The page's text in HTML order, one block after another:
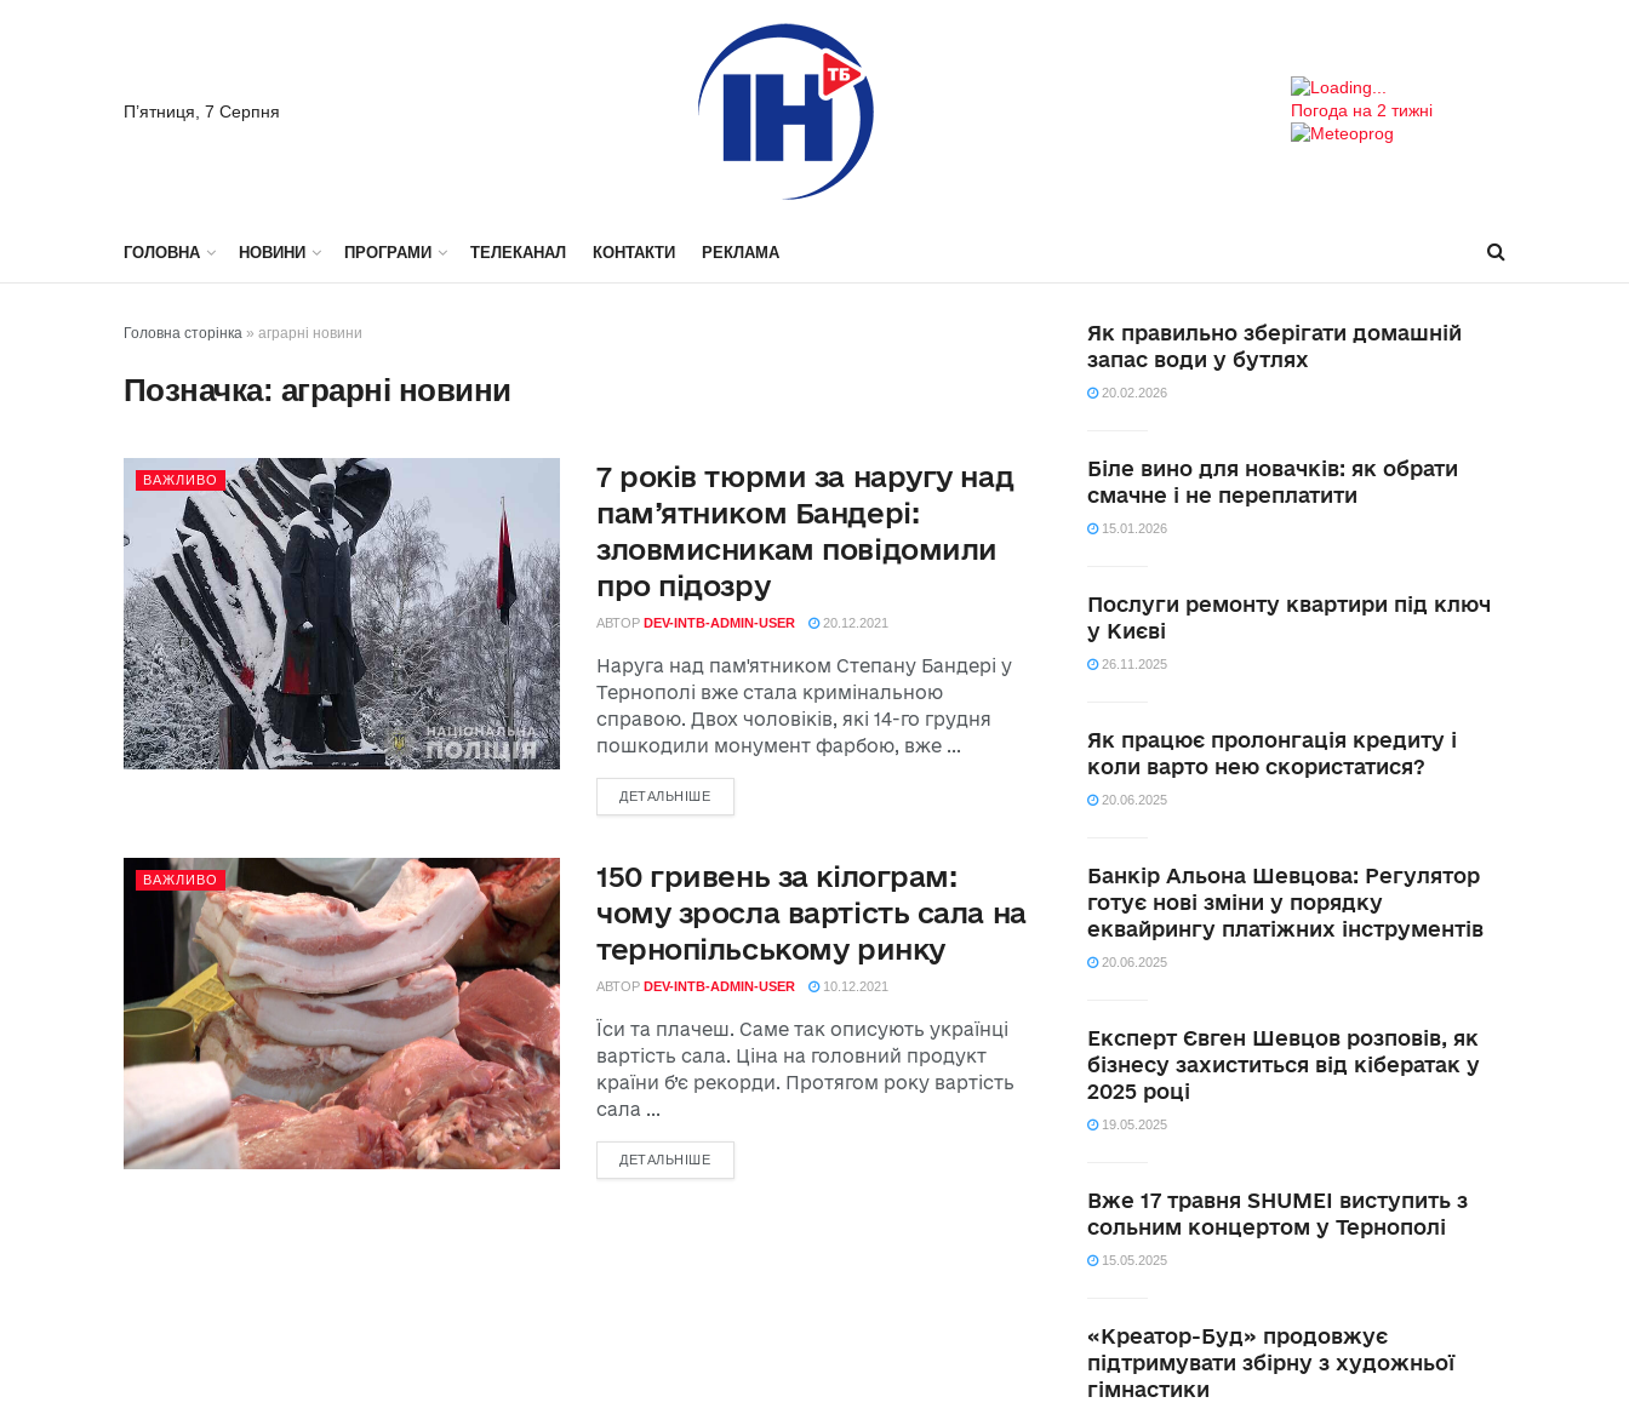
П’ятниця, 7 Серпня Погода на 2 тижні
ГОЛОВНА НОВИНИ ПРОГРАМИ ТЕЛЕКАНАЛ КОНТАКТИ РЕКЛАМА
Головна сторінка » аграрні новини
Позначка: аграрні новини
ВАЖЛИВО
7 років тюрми за наругу над
пам’ятником Бандері:
зловмисникам повідомили
про підозру
АВТОР DEV-INTB-ADMIN-USER 20.12.2021
Наруга над пам'ятником Степану Бандері у
Тернополі вже стала кримінальною
справою. Двох чоловіків, які 14-го грудня
пошкодили монумент фарбою, вже ...
ДЕТАЛЬНІШЕ
ВАЖЛИВО
150 гривень за кілограм:
чому зросла вартість сала на
тернопільському ринку
АВТОР DEV-INTB-ADMIN-USER 10.12.2021
Їси та плачеш. Саме так описують українці
вартість сала. Ціна на головний продукт
країни б’є рекорди. Протягом року вартість
сала ...
ДЕТАЛЬНІШЕ
Як правильно зберігати домашній
запас води у бутлях
20.02.2026
Біле вино для новачків: як обрати
смачне і не переплатити
15.01.2026
Послуги ремонту квартири під ключ
у Києві
26.11.2025
Як працює пролонгація кредиту і
коли варто нею скористатися?
20.06.2025
Банкір Альона Шевцова: Регулятор
готує нові зміни у порядку
еквайрингу платіжних інструментів
20.06.2025
Експерт Євген Шевцов розповів, як
бізнесу захиститься від кібератак у
2025 році
19.05.2025
Вже 17 травня SHUMEI виступить з
сольним концертом у Тернополі
15.05.2025
«Креатор-Буд» продовжує
підтримувати збірну з художньої
гімнастики